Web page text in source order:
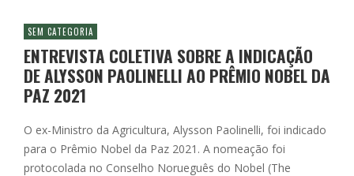
SEM CATEGORIA
ENTREVISTA COLETIVA SOBRE A INDICAÇÃO
DE ALYSSON PAOLINELLI AO PRÊMIO NOBEL DA
PAZ 2021
O ex-Ministro da Agricultura, Alysson Paolinelli, foi indicado
para o Prêmio Nobel da Paz 2021. A nomeação foi
protocolada no Conselho Norueguês do Nobel (The